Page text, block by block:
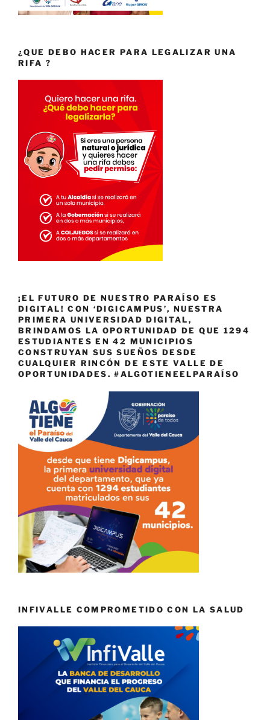
¿QUE DEBO HACER PARA LEGALIZAR UNA
RIFA ?
¡EL FUTURO DE NUESTRO PARAÍSO ES
DIGITAL! CON ‘DIGICAMPUS’, NUESTRA
PRIMERA UNIVERSIDAD DIGITAL,
BRINDAMOS LA OPORTUNIDAD DE QUE 1294
ESTUDIANTES EN 42 MUNICIPIOS
CONSTRUYAN SUS SUEÑOS DESDE
CUALQUIER RINCÓN DE ESTE VALLE DE
OPORTUNIDADES. #ALGOTIENEELPARAÍSO
INFIVALLE COMPROMETIDO CON LA SALUD